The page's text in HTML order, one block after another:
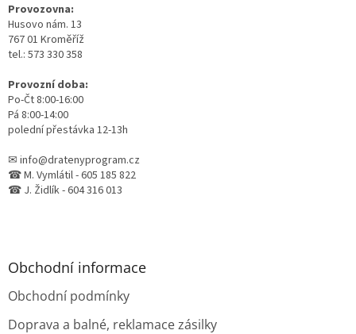
Provozovna:
Husovo nám. 13
767 01 Kroměříž
tel.: 573 330 358
Provozní doba:
Po-Čt 8:00-16:00
Pá 8:00-14:00
polední přestávka 12-13h
✉ info@dratenyprogram.cz
☎ M. Vymlátil - 605 185 822
☎ J. Židlík - 604 316 013
Obchodní informace
Obchodní podmínky
Doprava a balné, reklamace zásilky